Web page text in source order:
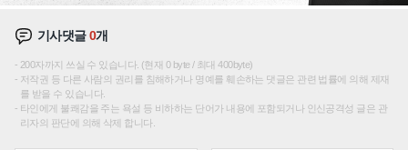
기사댓글0개
200자까지 쓰실 수 있습니다. (현재 0 byte / 최대 400byte)
저작권 등 다른 사람의 권리를 침해하거나 명예를 훼손하는 댓글은 관련 법률에 의해 제재
를 받을 수 있습니다.
타인에게 불쾌감을 주는 욕설 등 비하하는 단어가 내용에 포함되거나 인신공격성 글은 관
리자의 판단에 의해 삭제 합니다.